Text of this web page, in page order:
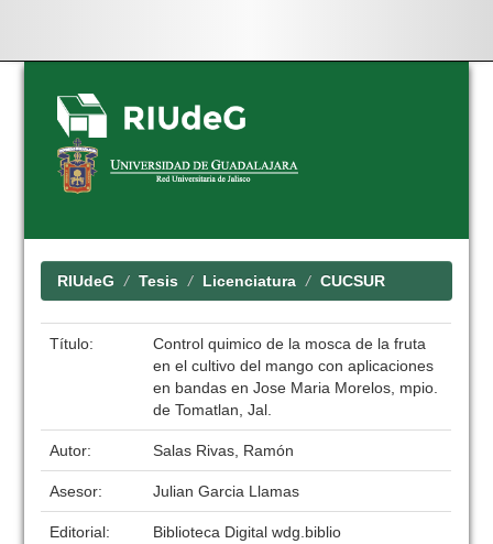
Skip
navigation
RIUdeG Tesis Licenciatura CUCSUR
Título:
Control quimico de la mosca de la fruta
en el cultivo del mango con aplicaciones
en bandas en Jose Maria Morelos, mpio.
de Tomatlan, Jal.
Autor: Salas Rivas, Ramón
Asesor: Julian Garcia Llamas
Editorial:
Biblioteca Digital wdg.biblio